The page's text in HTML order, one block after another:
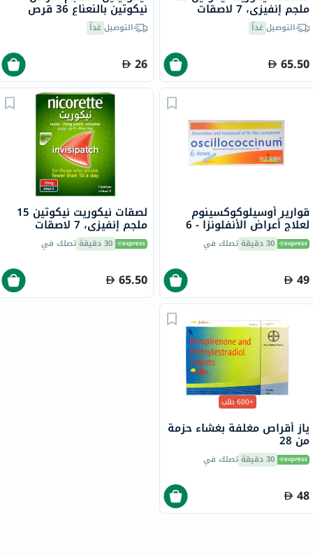
ملجم إنفيزي، 7 لاصقات
التوصيلغداً
65.50
نيكوتين بالنعناع 36 قرص
التوصيلغداً
26
قوارير أوسيلوكوكسينوم
لعلاج أعراض الأنفلونزا - 6
قوارير 30 دقيقة تصلك في
49
لصقات نيكوريت نيكوتين 15
ملجم إنفيزي، 7 لاصقات
30 دقيقة تصلك في
65.50
+600 طلب
ياز أقراص مغلفة بغشاء حزمة
من 28
30 دقيقة تصلك في
48